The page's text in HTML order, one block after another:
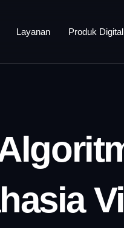
Layanan Produk Digital